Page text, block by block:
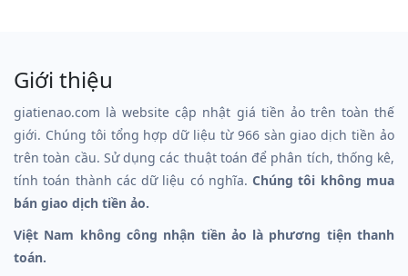
Giới thiệu
giatienao.com là website cập nhật giá tiền ảo trên toàn thế
giới. Chúng tôi tổng hợp dữ liệu từ 966 sàn giao dịch tiền ảo
trên toàn cầu. Sử dụng các thuật toán để phân tích, thống kê,
tính toán thành các dữ liệu có nghĩa.Chúng tôi không mua
bán giao dịch tiền ảo.
Việt Nam không công nhận tiền ảo là phương tiện thanh
toán.